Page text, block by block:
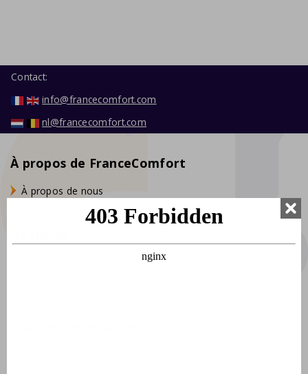
Contact:
info@francecomfort.com
nl@francecomfort.com
À propos de FranceComfort
À propos de nous